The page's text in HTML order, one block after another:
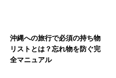
沖縄への旅行で必須の持ち物
リストとは？忘れ物を防ぐ完
全マニュアル